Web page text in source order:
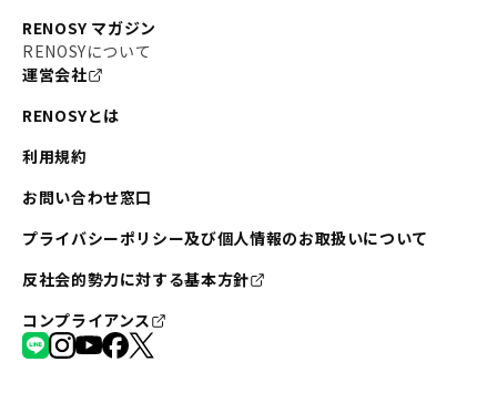
RENOSY マガジン
RENOSYについて
運営会社
RENOSYとは
利用規約
お問い合わせ窓口
プライバシーポリシー及び個人情報のお取扱いについて
反社会的勢力に対する基本方針
コンプライアンス